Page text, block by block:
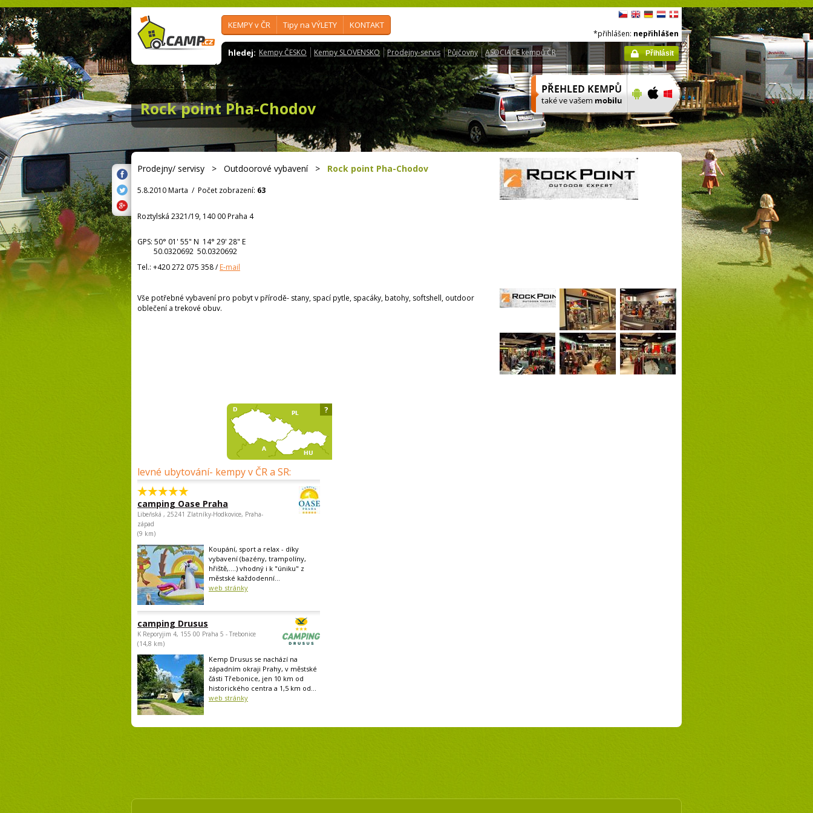
KEMPY v ČR Tipy na VÝLETY KONTAKT
hledej: Kempy ČESKO Kempy SLOVENSKO Prodejny-servis Půjčovny ASOCIACE kempů ČR
*přihlášen: nepřihlášen
Přihlásit
Rock point Pha-Chodov
Prodejny/ servisy > Outdoorové vybavení> Rock point Pha-Chodov
5.8.2010 Marta / Počet zobrazení: 63
Roztylská 2321/19, 140 00 Praha 4
GPS: 50° 01' 55" N 14° 29' 28" E
50.0320692 50.0320692
Tel.: +420 272 075 358/E-mail
Vše potřebné vybavení pro pobyt v přírodě- stany, spací pytle, spacáky, batohy, softshell, outdoor
oblečení a trekové obuv.
levné ubytování- kempy v ČR a SR:
camping Oase Praha
Libeňská , 25241 Zlatníky-Hodkovice, Praha-
západ
(9 km)
Koupání, sport a relax - díky
vybavení (bazény, trampolíny,
hřiště,....) vhodný i k "úniku" z
městské každodenní...
web stránky
camping Drusus
K Reporyjim 4, 155 00 Praha 5 - Trebonice
(14,8 km)
Kemp Drusus se nachází na
západním okraji Prahy, v městské
části Třebonice, jen 10 km od
historického centra a 1,5 km od...
web stránky
?